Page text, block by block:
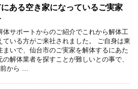
ある空き家になっているご実家
体サポートからのご紹介でこれから解体工
ている方がご来社されました。 ご自身は東
まいで、仙台市のご実家を解体するにあた
の解体業者を探すことが難しいとの事で、
から …